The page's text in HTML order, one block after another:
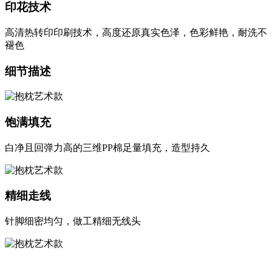
印花技术
高清热转印印刷技术，高度还原真实色泽，色彩鲜艳，耐洗不
褪色
细节描述
饱满填充
白净且回弹力高的三维PP棉足量填充，造型持久
精细走线
针脚细密均匀，做工精细无线头